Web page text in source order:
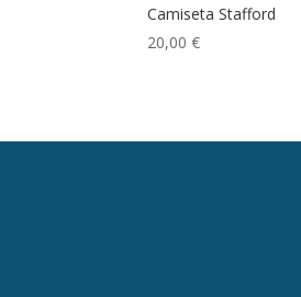
Camiseta Stafford
20,00€